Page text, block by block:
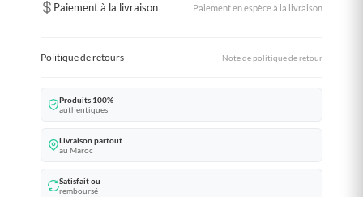
Paiement à la livraison Paiement en espèce à la livraison
Politique de retours Note de politique de retour
Produits 100%
authentiques
Livraison partout
au Maroc
Satisfait ou
remboursé